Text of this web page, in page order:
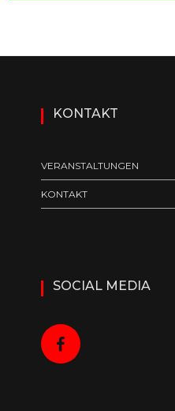
KONTAKT
VERANSTALTUNGEN
KONTAKT
SOCIAL MEDIA